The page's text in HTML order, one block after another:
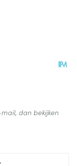
dan bekijken